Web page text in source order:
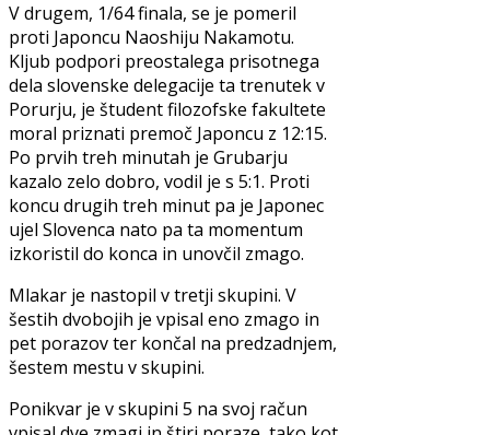
V drugem, 1/64 finala, se je pomeril
proti Japoncu Naoshiju Nakamotu.
Kljub podpori preostalega prisotnega
dela slovenske delegacije ta trenutek v
Porurju, je študent filozofske fakultete
moral priznati premoč Japoncu z 12:15.
Po prvih treh minutah je Grubarju
kazalo zelo dobro, vodil je s 5:1. Proti
koncu drugih treh minut pa je Japonec
ujel Slovenca nato pa ta momentum
izkoristil do konca in unovčil zmago.
Mlakar je nastopil v tretji skupini. V
šestih dvobojih je vpisal eno zmago in
pet porazov ter končal na predzadnjem,
šestem mestu v skupini.
Ponikvar je v skupini 5 na svoj račun